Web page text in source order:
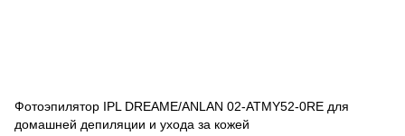
Фотоэпилятор IPL DREAME/ANLAN 02-ATMY52-0RE для
домашней депиляции и ухода за кожей